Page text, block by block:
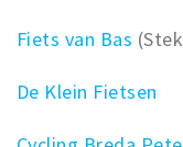
Fiets van Bas
De Klein Fietsen